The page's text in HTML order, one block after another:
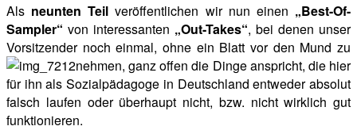
Als neunten Teilveröffentlichen wir nun einen „Best-Of-
Sampler“ von interessanten „Out-Takes“, bei denen unser
Vorsitzender noch einmal, ohne ein Blatt vor den Mund zu
nehmen, ganz offen die Dinge anspricht, die hier
für ihn als Sozialpädagoge in Deutschland entweder absolut
falsch laufen oder überhaupt nicht, bzw. nicht wirklich gut
funktionieren.